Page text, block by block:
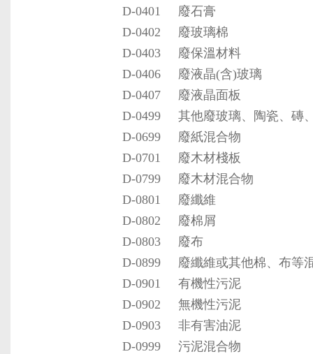
D-0401
廢石膏
D-0402
廢玻璃棉
D-0403
廢保溫材料
D-0406
廢液晶(含)玻璃
D-0407
廢液晶面板
D-0499
其他廢玻璃、陶瓷、磚
D-0699
廢紙混合物
D-0701
廢木材棧板
D-0799
廢木材混合物
D-0801
廢纖維
D-0802
廢棉屑
D-0803
廢布
D-0899
廢纖維或其他棉、布等
D-0901
有機性污泥
D-0902
無機性污泥
D-0903
非有害油泥
D-0999
污泥混合物